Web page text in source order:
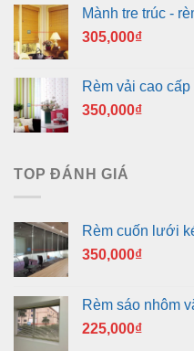
Mành tre trúc -
305,000₫
Rèm vải cao cấp
350,000₫
TOP ĐÁNH GIÁ
Rèm cuốn lưới
350,000₫
Rèm sáo nhôm
225,000₫